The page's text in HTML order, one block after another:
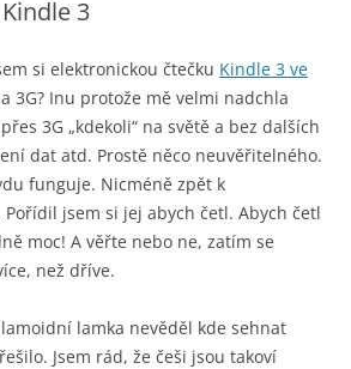
3
si elektronickou čtečku Kindle 3 ve
3G? Inu protože mě velmi nadchla
3G „kdekoli“ na světě a bez dalších
dat atd. Prostě něco neuvěřitelného.
funguje. Nicméně zpět k
jsem si jej abych četl. Abych četl
moc! A věřte nebo ne, zatím se
než dříve.
lamka nevěděl kde sehnat
Jsem rád, že češi jsou takoví